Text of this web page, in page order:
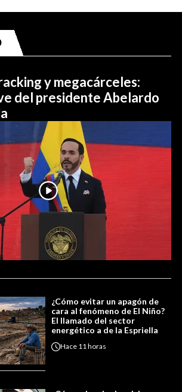
y megacárceles:
del presidente Abelardo
¿Cómo evitar un apagón de
cara al fenómeno de El Niño?
El llamado del sector
energético a de la Espriella
Hace 11 horas